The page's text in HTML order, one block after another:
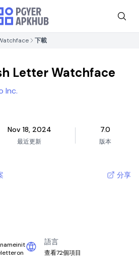
下載
Letter Watchface
Inc.
Nov 18, 2024
最近更新
7.0
版本
分享
語言
查看72個項目